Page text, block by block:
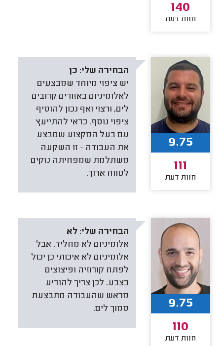
140
חוות דעת
הבחירה שלי: כן
יש ציפוי מיוחד שמבצעים
לאלומיניום באזורים קרובים
לים, ורצוי ואף נכון להוסיף
ציפוי נוסף. כדאי להתייעץ
עם בעל המקצוע שמבצע
את העבודה — זו השקעה
משתלמת שמפחיתה נזקים
לטווח ארוך.
9.75
111
חוות דעת
הבחירה שלי: לא
אלומיניום לא מחליד. אבל
אלומיניום לא איכותי כן יכול
לפתח קורוזיה ופיצוצים
בצבע. לכן צריך להודיע
מראש שהעבודה מתבצעת
סמוך לים.
9.75
110
חוות דעת